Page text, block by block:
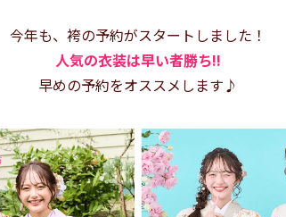
今年も、袴の予約がスタートしました！
人気の衣装は早い者勝ち!!
早めの予約をオススメします♪